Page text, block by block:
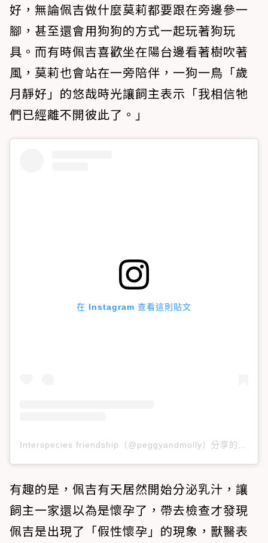
好，無論佩吉做什麼莫莉都要跟在旁邊參一
腳，甚至還會用狗狗的方式一起玩著狗玩
具。而有時佩吉喜歡坐在陽台邊看著樹吹著
風，莫莉也會站在一旁陪伴，一狗一鳥「歲
月靜好」的悠哉時光讓飼主表示「我相信牠
們已經離不開彼此了。」
在 Instagram 查看這則貼文
有趣的是，佩吉有天居然開始分泌乳汁，讓
飼主一家還以為是懷孕了，帶去檢查才發現
佩吉是出現了「假性懷孕」的現象，獸醫表